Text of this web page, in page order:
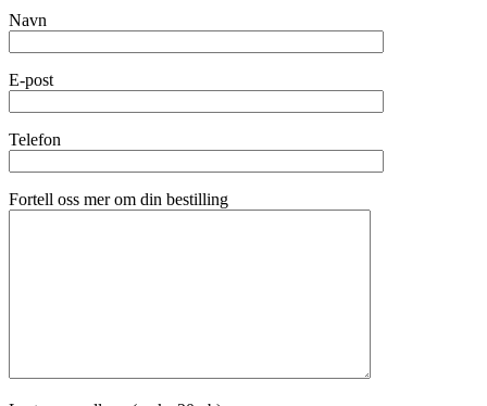
Navn
E-post
Telefon
Fortell oss mer om din bestilling